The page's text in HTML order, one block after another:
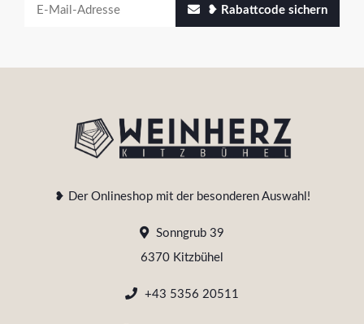
❥ Rabattcode sichern
❥ Der Onlineshop mit der besonderen Auswahl!
Sonngrub 39
6370 Kitzbühel
+43 5356 20511